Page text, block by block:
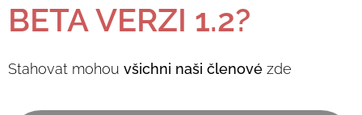
BETA VERZI 1.2?
Stahovat mohou všichni naši členové zde